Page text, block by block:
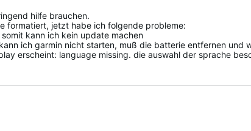
hilfe brauchen.
formatiert, jetzt habe ich folgende probleme:
kann ich kein update machen
ich garmin nicht starten, muß die batterie entfernen und
erscheint: language missing. die auswahl der sprache